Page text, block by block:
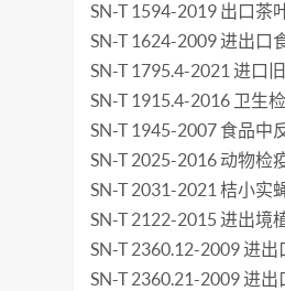
SN-T 1594-2019 出口茶
SN-T 1624-2009 进出口
SN-T 1795.4-2021 进口
SN-T 1915.4-2016 卫生
SN-T 1945-2007 食品中
SN-T 2025-2016 动物检
SN-T 2031-2021 桔小实
SN-T 2122-2015 进出境
SN-T 2360.12-2009 进
SN-T 2360.21-2009 进